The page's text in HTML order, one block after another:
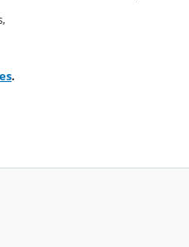
.